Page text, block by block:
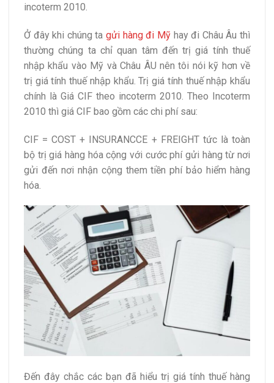
incoterm 2010.
Ở đây khi chúng tagửi hàng đi Mỹhay đi Châu Âu thì
thường chúng ta chỉ quan tâm đến trị giá tính thuế
nhập khẩu vào Mỹ và Châu ÂU nên tôi nói kỹ hơn về
trị giá tính thuế nhập khẩu. Trị giá tính thuế nhập khẩu
chính là Giá CIF theo incoterm 2010. Theo Incoterm
2010 thì giá CIF bao gồm các chi phí sau:
CIF = COST + INSURANCCE + FREIGHT tức là toàn
bộ trị giá hàng hóa cộng với cước phí gửi hàng từ nơi
gửi đến nơi nhận cộng them tiền phí bảo hiểm hàng
hóa.
Đến đây chắc các bạn đã hiểu trị giá tính thuế hàng